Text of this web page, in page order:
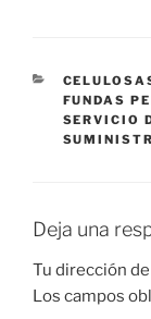
FUNDAS
SERVICIO
Deja una
Tu dirección
Los campos